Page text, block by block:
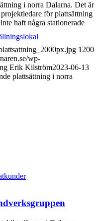
i norra Dalarna. Det är
för plattsättning
haft några stationerade
1200
wp-
Erik Kilström2023-06-13
plattsättning i norra